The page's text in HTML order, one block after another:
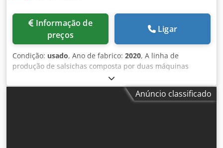
preços
Ligar
Condição: usado, Ano de fabrico: 2020, A linha de
produção de salsichas composta por duas máquinas
modernas, VEMAG HP20E e VEMAG FSL210, é uma solução
eficiente para indústrias de processamento de carne que
buscam equipamentos confiáveis para automatizar o
Anúncio classificado